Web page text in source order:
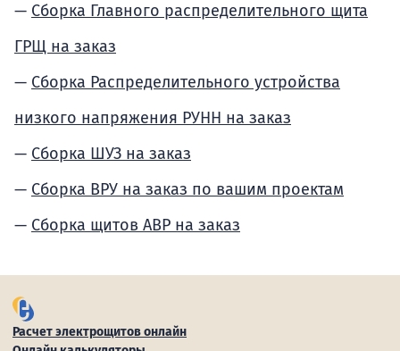
Сборка Главного распределительного щита
ГРЩ на заказ
Сборка Распределительного устройства
низкого напряжения РУНН на заказ
Сборка ШУЗ на заказ
Сборка ВРУ на заказ по вашим проектам
Сборка щитов АВР на заказ
Расчет электрощитов онлайн